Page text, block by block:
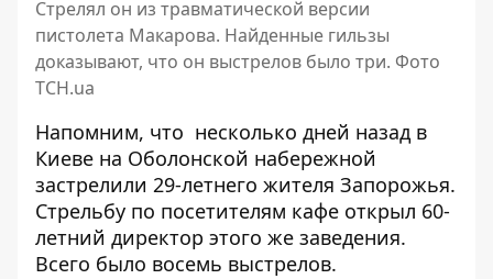
Стрелял он из травматической версии
пистолета Макарова. Найденные гильзы
доказывают, что он выстрелов было три. Фото
ТСН.ua
Напомним, что несколько дней назад в
Киеве на Оболонской набережной
застрелили 29-летнего жителя Запорожья.
Стрельбу по посетителям кафе открыл 60-
летний директор этого же заведения.
Всего было восемь выстрелов.